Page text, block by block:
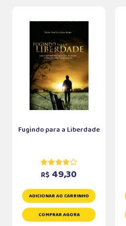
Fugindo para a Liberdade
R$ 49,30
ADICIONAR AO CARRINHO
COMPRAR AGORA